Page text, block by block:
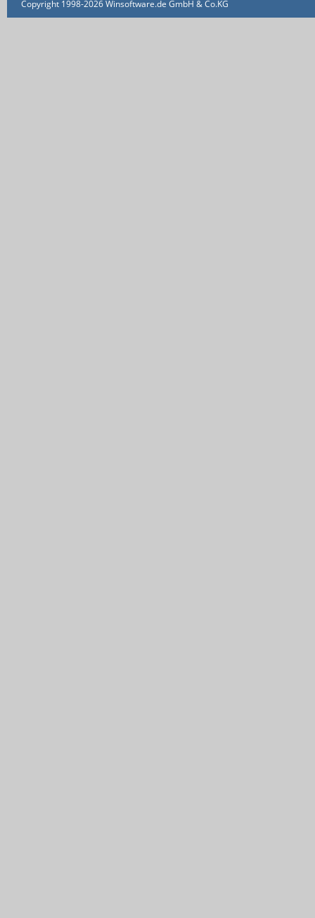
Copyright 1998-2026 Winsoftware.de GmbH & Co.KG